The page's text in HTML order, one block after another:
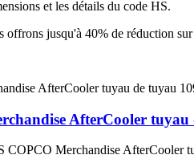
et les détails du code HS.
jusqu'à 40% de réduction
AfterCooler
COPCO Merchandise AfterCooler